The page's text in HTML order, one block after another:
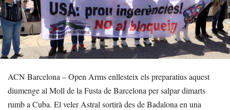
ACN Barcelona – Open Arms enllesteix els preparatius aquest
diumenge al Moll de la Fusta de Barcelona per salpar dimarts
rumb a Cuba. El veler Astral sortirà des de Badalona en una